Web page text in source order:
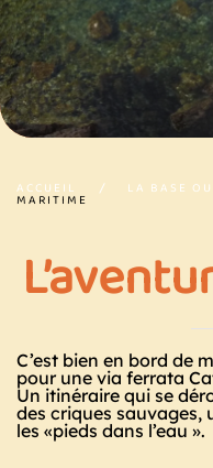
ACCUEIL LA BASE
MARITIME
C’est bien en bord de
pour une via ferrata
Un itinéraire qui se
des criques sauvages,
les «pieds dans l’eau ».